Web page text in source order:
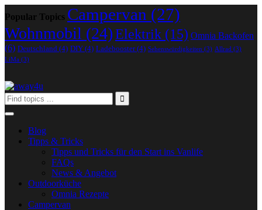
Popular Topics Campervan (27)
Wohnmobil (24)Elektrik (15) Omnia Backofen
(6) Deutschland (4) DIY (4) Ladebooster(4) Sehenswürdigkeiten (3) Allrad (3)
LiMa (3)
Blog
Tipps & Tricks
Tipps und Tricks für den Start ins Vanlife
FAQs
News & Angebot
Outdoorküche
Omnia Rezepte
Campervan